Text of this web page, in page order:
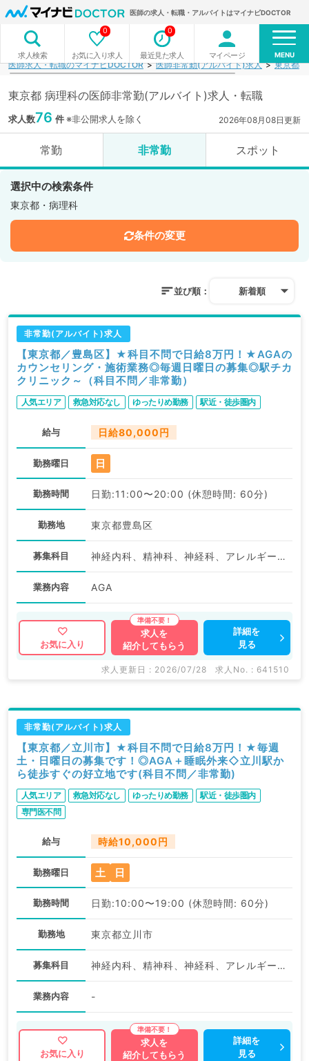
医師の求人・転職・アルバイトはマイナビDOCTOR
求人検索 お気に入り求人
0
最近見た求人
0
マイページ MENU
医師求人・転職のマイナビDOCTOR 医師非常勤(アルバイト)求人 東京都
東京都 病理科の医師非常勤(アルバイト)求人・転職
求人数76 件※非公開求人を除く 2026年08月08日更新
常勤 非常勤 スポット
選択中の検索条件
東京都・病理科
条件の変更
並び順： 新着順
非常勤(アルバイト)求人
【東京都／豊島区】★科目不問で日給8万円！★AGAの
カウンセリング・施術業務◎毎週日曜日の募集◎駅チカ
クリニック～（科目不問／非常勤）
人気エリア 救急対応なし ゆったりめ勤務 駅近・徒歩圏内
給与 日給80,000円
勤務曜日 日
勤務時間 日勤:11:00〜20:00 (休憩時間: 60分)
勤務地 東京都豊島区
募集科目 神経内科、精神科、神経科、アレルギー科、リウマチ科、小児科、整形外科、形成外科、美容外科、脳神経外科、呼吸器外科、心臓血管外科、小児外科、皮膚科、泌尿器科、産婦人科、産科、婦人科、眼科、耳鼻咽喉科、気管食道科、放射線科、リハビリテーション科、麻酔科、ペインクリニック、人工透析科、緩和ケア科、一般内科、循環器内科、呼吸器内科、消化器内科、内分泌・代謝内科、腎臓内科、老年内科、血液内科、外科系全般、一般外科、消化器外科、乳腺外科、総合診療科、美容皮膚科、健診・人間ドック、救急科・ＩＣＵ、病理科、基礎医学系、膠原病科、スポーツ整形外科、大腸・肛門外科、その他、産業医、科目不問
業務内容 AGA
お気に入り
求人を
紹介してもらう
詳細を
見る
求人更新日 : 2026/07/28 求人No. : 641510
非常勤(アルバイト)求人
【東京都／立川市】★科目不問で日給8万円！★毎週
土・日曜日の募集です！◎AGA＋睡眠外来◇立川駅か
ら徒歩すぐの好立地です(科目不問／非常勤)
人気エリア 救急対応なし ゆったりめ勤務
駅近・徒歩圏内
専門医不問
給与 時給10,000円
勤務曜日 土 日
勤務時間 日勤:10:00〜19:00 (休憩時間: 60分)
勤務地 東京都立川市
募集科目 神経内科、精神科、神経科、アレルギー科、リウマチ科、小児科、整形外科、形成外科、美容外科、脳神経外科、呼吸器外科、心臓血管外科、小児外科、皮膚科、泌尿器科、産婦人科、産科、婦人科、眼科、耳鼻咽喉科、気管食道科、放射線科、リハビリテーション科、麻酔科、ペインクリニック、人工透析科、緩和ケア科、一般内科、循環器内科、呼吸器内科、消化器内科、内分泌・代謝内科、腎臓内科、老年内科、血液内科、外科系全般、一般外科、消化器外科、乳腺外科、総合診療科、美容皮膚科、健診・人間ドック、救急科・ＩＣＵ、病理科、基礎医学系、膠原病科、スポーツ整形外科、大腸・肛門外科、産業医、科目不問
業務内容 -
お気に入り
求人を
紹介してもらう
詳細を
見る